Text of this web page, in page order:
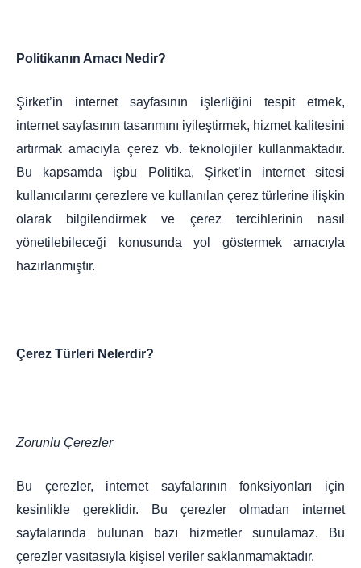
Politikanın Amacı Nedir?
Şirket’in internet sayfasının işlerliğini tespit etmek,
internet sayfasının tasarımını iyileştirmek, hizmet kalitesini
artırmak amacıyla çerez vb. teknolojiler kullanmaktadır.
Bu kapsamda işbu Politika, Şirket’in internet sitesi
kullanıcılarını çerezlere ve kullanılan çerez türlerine ilişkin
olarak bilgilendirmek ve çerez tercihlerinin nasıl
yönetilebileceği konusunda yol göstermek amacıyla
hazırlanmıştır.
Çerez Türleri Nelerdir?
Zorunlu Çerezler
Bu çerezler, internet sayfalarının fonksiyonları için
kesinlikle gereklidir. Bu çerezler olmadan internet
sayfalarında bulunan bazı hizmetler sunulamaz. Bu
çerezler vasıtasıyla kişisel veriler saklanmamaktadır.